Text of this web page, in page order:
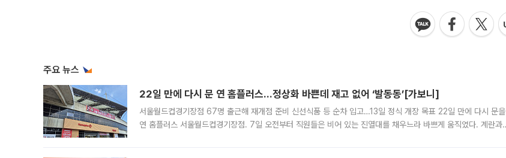
주요 뉴스
22일 만에 다시 문 연 홈플러스…정상화 바쁜데 재고 없어 ‘발동동’[가보니]
서울월드컵경기장점 67명 출근해 재개점 준비 신선식품 등 순차 입고…13일 정식 개장 목표 22일 만에 다시 문을
연 홈플러스 서울월드컵경기장점. 7일 오전부터 직원들은 비어 있는 진열대를 채우느라 바쁘게 움직였다. 계란과